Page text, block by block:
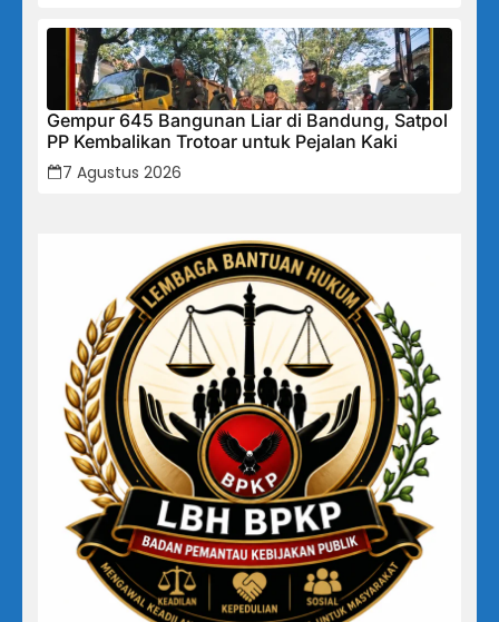
Gempur 645 Bangunan Liar di Bandung, Satpol
PP Kembalikan Trotoar untuk Pejalan Kaki
7 Agustus 2026